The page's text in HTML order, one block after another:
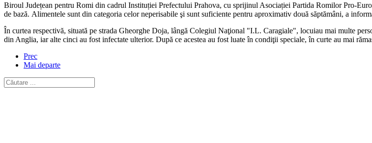
Biroul Județean pentru Romi din cadrul Instituției Prefectului Prahova, cu sprijinul Asociației Partida Romilor Pro-
de bază. Alimentele sunt din categoria celor neperisabile şi sunt suficiente pentru aproximativ două săptămâni, a
În curtea respectivă, situată pe strada Gheorghe Doja, lângă Colegiul Naţional "I.L. Caragiale", locuiau mai multe
din Anglia, iar alte cinci au fost infectate ulterior. După ce acestea au fost luate în condiţii speciale, în curte au mai
Prec
Mai departe